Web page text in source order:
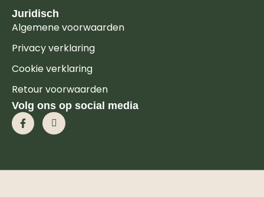
Juridisch
Algemene voorwaarden
Privacy verklaring
Cookie verklaring
Retour voorwaarden
Volg ons op social media